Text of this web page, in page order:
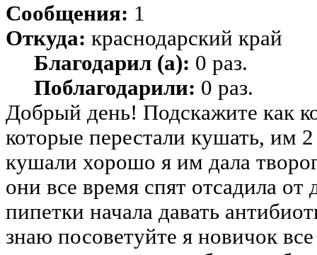
Сообщения: 1
Откуда: краснодарский край
Благодарил (а): 0 раз.
Поблагодарили: 0 раз.
Добрый день! Подскажите как
которые перестали кушать, им
кушали хорошо я им дала
они все время спят отсадила от
пипетки начала давать
знаю посоветуйте я новичок